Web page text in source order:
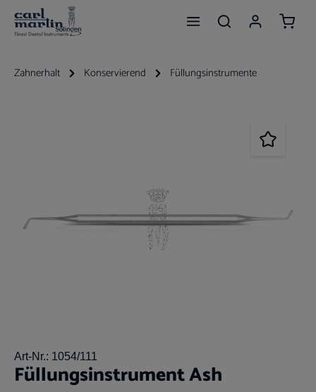
Zum Hauptinhalt springen
Zahnerhalt Konservierend Füllungsinstrumente
Art-Nr.: 1054/111
Füllungsinstrument Ash